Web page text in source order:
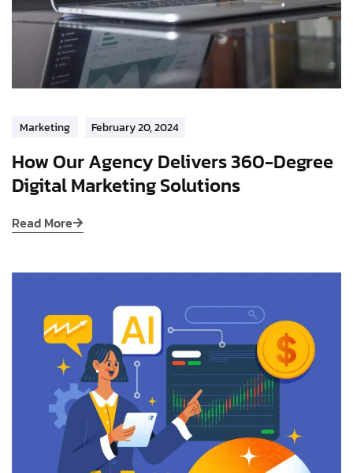
Marketing February 20, 2024
How Our Agency Delivers 360-Degree
Digital Marketing Solutions
Read More